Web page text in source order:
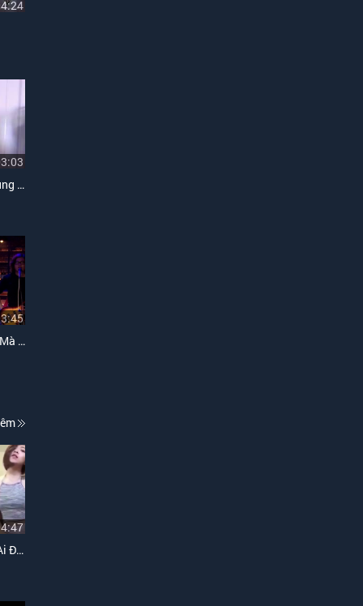
Cô Kể Em Nghe (Vicky Nhung Chế)
Mashup I'm Yours - Nói Đi Mà - Một Nhà (Live)
Chắc Ai Đó Sẽ Hùa (Chắc Ai Đó Sẽ Về Trắng Chế)